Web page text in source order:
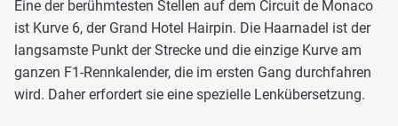
Schlüsselstelle. Hinter dem klangvollen Namen Sainte
Devote verbirgt sich eine tückische Rechtskurve, die schon
beim geringsten Fehler zum Ausscheiden führen kann.
Verbremst sich ein Pilot, gibt es zwar einen kleinen
Notausgang, hat er aber bereits eingelenkt, gibt es kein
Eine der berühmtesten Stellen auf dem Circuit de Monaco
ist Kurve 6, der Grand Hotel Hairpin. Die Haarnadel ist der
langsamste Punkt der Strecke und die einzige Kurve am
ganzen F1-Rennkalender, die im ersten Gang durchfahren
wird. Daher erfordert sie eine spezielle Lenkübersetzung.